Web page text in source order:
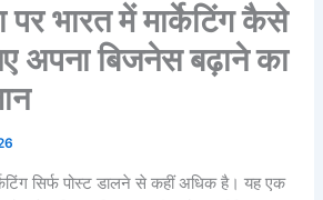
पर भारत में मार्केटिंग कैसे
अपना बिजनेस बढ़ाने का
सिर्फ पोस्ट डालने से कहीं अधिक है। यह एक